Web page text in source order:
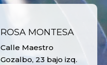
ROSA MONTESA
Calle Maestro
Gozalbo, 23 bajo izq.